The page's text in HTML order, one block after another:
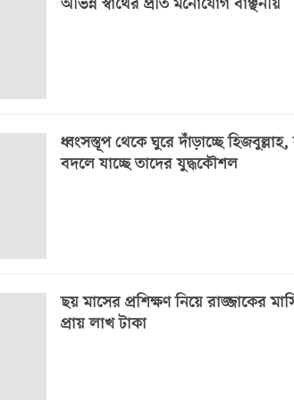
অভিন্ন স্বার্থের প্রতি মনোযোগ বাঞ্ছনীয়
ধ্বংসস্তূপ থেকে ঘুরে দাঁড়াচ্ছে হিজবুল্লাহ,
বদলে যাচ্ছে তাদের যুদ্ধকৌশল
ছয় মাসের প্রশিক্ষণ নিয়ে রাজ্জাকের
প্রায় লাখ টাকা